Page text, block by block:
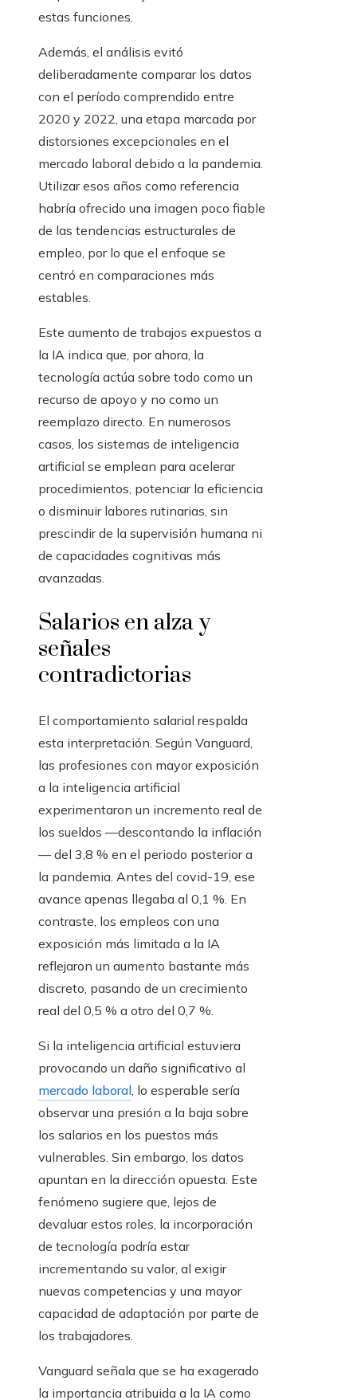
estas funciones.
Además, el análisis evitó
deliberadamente comparar los datos
con el período comprendido entre
2020 y 2022, una etapa marcada por
distorsiones excepcionales en el
mercado laboral debido a la pandemia.
Utilizar esos años como referencia
habría ofrecido una imagen poco fiable
de las tendencias estructurales de
empleo, por lo que el enfoque se
centró en comparaciones más
estables.
Este aumento de trabajos expuestos a
la IA indica que, por ahora, la
tecnología actúa sobre todo como un
recurso de apoyo y no como un
reemplazo directo. En numerosos
casos, los sistemas de inteligencia
artificial se emplean para acelerar
procedimientos, potenciar la eficiencia
o disminuir labores rutinarias, sin
prescindir de la supervisión humana ni
de capacidades cognitivas más
avanzadas.
Salarios en alza y
señales
contradictorias
El comportamiento salarial respalda
esta interpretación. Según Vanguard,
las profesiones con mayor exposición
a la inteligencia artificial
experimentaron un incremento real de
los sueldos —descontando la inflación
— del 3,8 % en el periodo posterior a
la pandemia. Antes del covid-19, ese
avance apenas llegaba al 0,1 %. En
contraste, los empleos con una
exposición más limitada a la IA
reflejaron un aumento bastante más
discreto, pasando de un crecimiento
real del 0,5 % a otro del 0,7 %.
Si la inteligencia artificial estuviera
provocando un daño significativo al
mercado laboral, lo esperable sería
observar una presión a la baja sobre
los salarios en los puestos más
vulnerables. Sin embargo, los datos
apuntan en la dirección opuesta. Este
fenómeno sugiere que, lejos de
devaluar estos roles, la incorporación
de tecnología podría estar
incrementando su valor, al exigir
nuevas competencias y una mayor
capacidad de adaptación por parte de
los trabajadores.
Vanguard señala que se ha exagerado
la importancia atribuida a la IA como